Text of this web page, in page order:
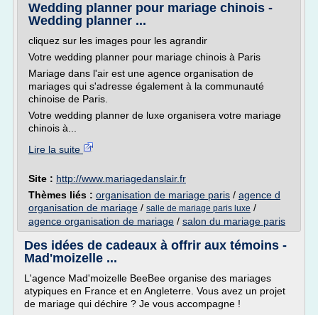
Wedding planner pour mariage chinois -
Wedding planner ...
cliquez sur les images pour les agrandir
Votre wedding planner pour mariage chinois à Paris
Mariage dans l'air est une agence organisation de
mariages qui s'adresse également à la communauté
chinoise de Paris.
Votre wedding planner de luxe organisera votre mariage
chinois à...
Lire la suite
Site : http://www.mariagedanslair.fr
Thèmes liés : organisation de mariage paris / agence d
organisation de mariage / salle de mariage paris luxe /
agence organisation de mariage / salon du mariage paris
Des idées de cadeaux à offrir aux témoins -
Mad'moizelle ...
L'agence Mad'moizelle BeeBee organise des mariages
atypiques en France et en Angleterre. Vous avez un projet
de mariage qui déchire ? Je vous accompagne !